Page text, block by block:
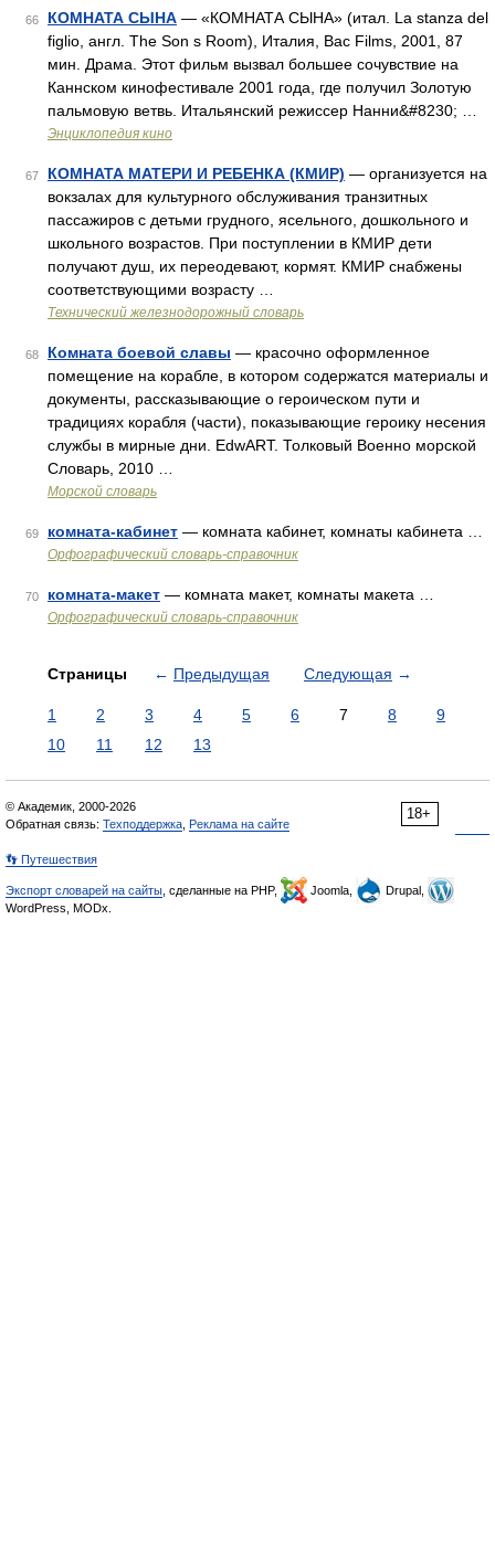
66 КОМНАТА СЫНА — «КОМНАТА СЫНА» (итал. La stanza del
figlio, англ. The Son s Room), Италия, Bac Films, 2001, 87
мин. Драма. Этот фильм вызвал большее сочувствие на
Каннском кинофестивале 2001 года, где получил Золотую
пальмовую ветвь. Итальянский режиссер Нанни&#8230; …
Энциклопедия кино
67 КОМНАТА МАТЕРИ И РЕБЕНКА (КМИР) — организуется на
вокзалах для культурного обслуживания транзитных
пассажиров с детьми грудного, ясельного, дошкольного и
школьного возрастов. При поступлении в КМИР дети
получают душ, их переодевают, кормят. КМИР снабжены
соответствующими возрасту …
Технический железнодорожный словарь
68 Комната боевой славы — красочно оформленное
помещение на корабле, в котором содержатся материалы и
документы, рассказывающие о героическом пути и
традициях корабля (части), показывающие героику несения
службы в мирные дни. EdwART. Толковый Военно морской
Словарь, 2010 …
Морской словарь
69 комната-кабинет — комната кабинет, комнаты кабинета …
Орфографический словарь-справочник
70 комната-макет — комната макет, комнаты макета …
Орфографический словарь-справочник
Страницы ← Предыдущая Следующая →
1 2 3 4 5 6 7 8
9
10
11 12 13
18+
© Академик, 2000-2026
Обратная связь: Техподдержка Реклама на сайте
👣 Путешествия
Экспорт словарей на сайты , сделанные на PHP, Joomla,
Drupal,
WordPress, MODx.